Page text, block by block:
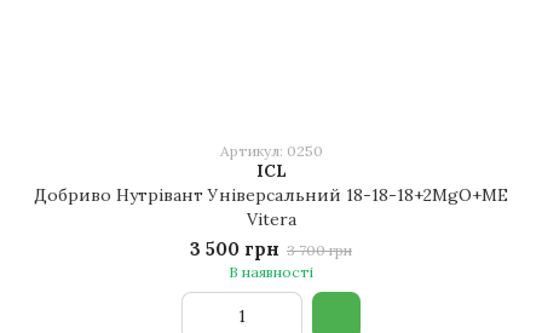
Артикул: 0250
ICL
Добриво Нутрівант Універсальний 18-18-18+2MgO+ME
Vitera
3 500 грн 3 700 грн
В наявності